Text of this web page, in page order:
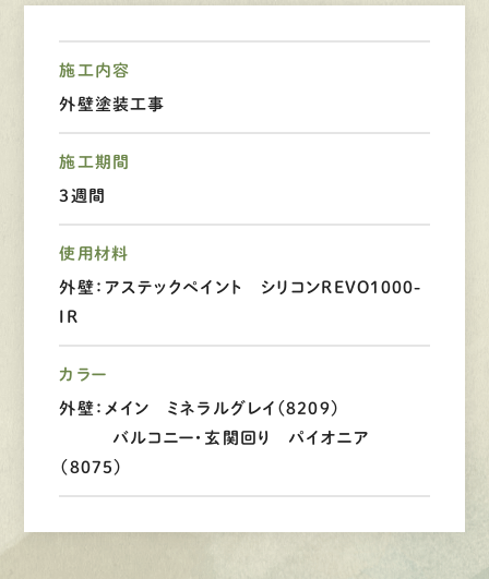
LINEでお手軽相談
施工内容
外壁塗装工事
施工期間
3週間
使用材料
外壁：アステックペイント シリコンREVO1000-
IR
カラー
外壁：メイン ミネラルグレイ（8209）
バルコニー・玄関回り パイオニア
（8075）